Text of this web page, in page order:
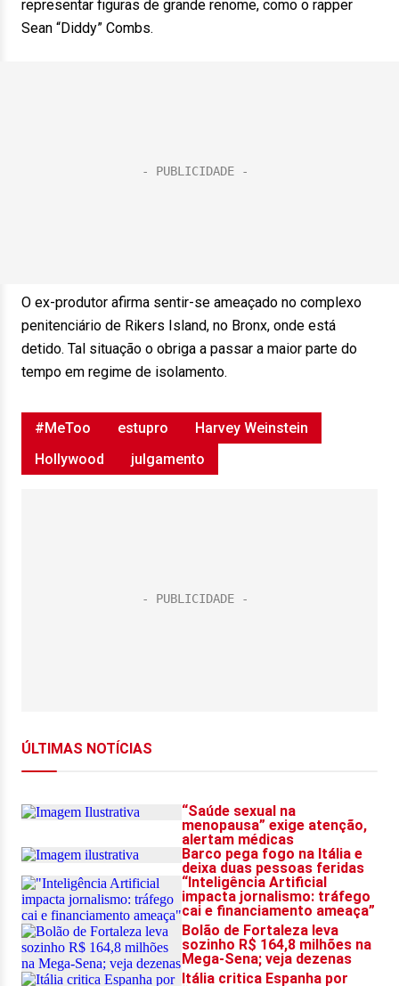
representar figuras de grande renome, como o rapper
Sean “Diddy” Combs.
O ex-produtor afirma sentir-se ameaçado no complexo
penitenciário de Rikers Island, no Bronx, onde está
detido. Tal situação o obriga a passar a maior parte do
tempo em regime de isolamento.
#MeToo estupro
Harvey Weinstein
Hollywood
julgamento